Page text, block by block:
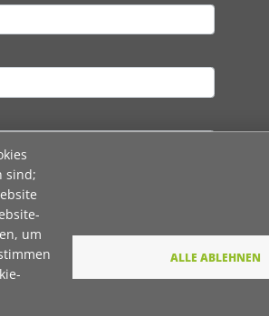
sind;
um
ALLE ABLEHNEN
Sie in Zukunft ansprechen